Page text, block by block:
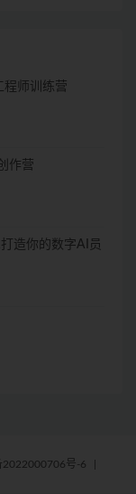
程师训练营
作营
造你的数字AI员
2022000706号-6